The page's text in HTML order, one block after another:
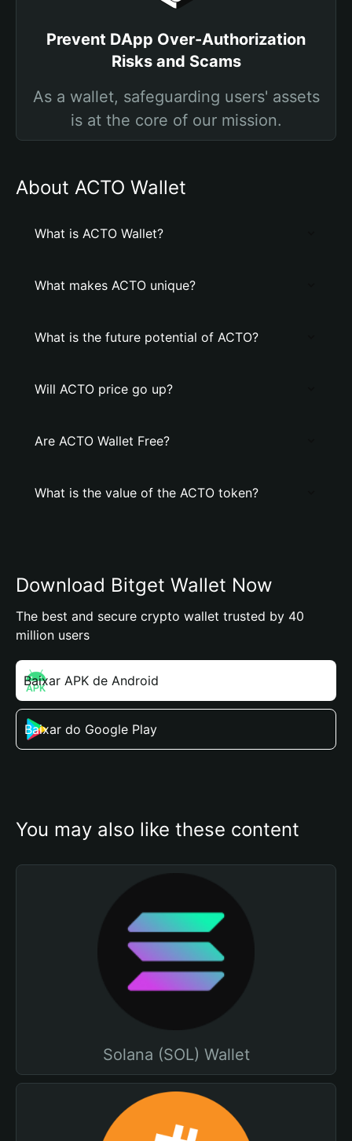
Prevent DApp Over-Authorization
Risks and Scams
As a wallet, safeguarding users' assets
is at the core of our mission.
About ACTO Wallet
What is ACTO Wallet?
What makes ACTO unique?
What is the future potential of ACTO?
Will ACTO price go up?
Are ACTO Wallet Free?
What is the value of the ACTO token?
Download Bitget Wallet Now
The best and secure crypto wallet trusted by 40
million users
Baixar APK de Android
Baixar do Google Play
You may also like these content
Solana (SOL) Wallet